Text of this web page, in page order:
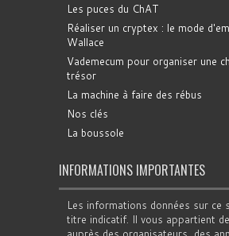
Les puces du ChAT
Réaliser un cryptex : le mode
Wallace
Vademecum pour organiser une
trésor
La machine à faire des rébus
Nos clés
La boussole
INFORMATIONS IMPORTANTES
Les informations données sur ce
titre indicatif. Il vous appartient